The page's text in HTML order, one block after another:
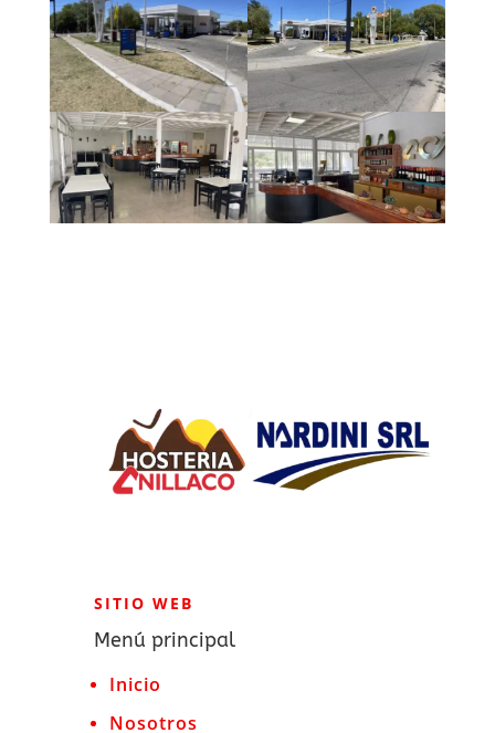
SITIO WEB
Menú principal
Inicio
Nosotros